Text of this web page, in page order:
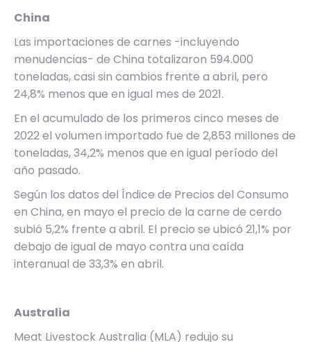
China
Las importaciones de carnes -incluyendo
menudencias- de China totalizaron 594.000
toneladas, casi sin cambios frente a abril, pero
24,8% menos que en igual mes de 2021.
En el acumulado de los primeros cinco meses de
2022 el volumen importado fue de 2,853 millones de
toneladas, 34,2% menos que en igual período del
año pasado.
Según los datos del Índice de Precios del Consumo
en China, en mayo el precio de la carne de cerdo
subió 5,2% frente a abril. El precio se ubicó 21,1% por
debajo de igual de mayo contra una caída
interanual de 33,3% en abril.
Australia
Meat Livestock Australia (MLA) redujo su